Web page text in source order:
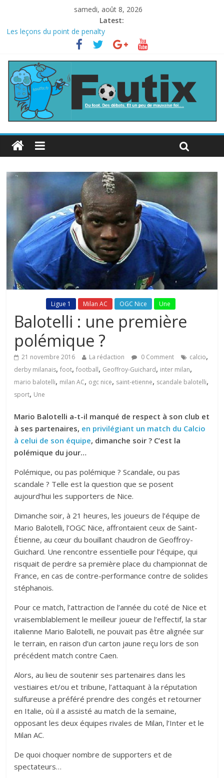
samedi, août 8, 2026
Latest:
Les leçons du point de penalty
Le football italien retombe dans le chaos
La FIFA veut vendre une part de la Coupe du monde à des fonds
privés, la planète football s’insurge
Les curiosités de la Coupe du monde
L’Inde et la Chine, trop mauvais au football ?
Ligue 1 Milan AC OGC Nice Une
Balotelli : une première
polémique ?
21 novembre 2016 La rédaction 0 Comment calcio,
derby milanais,foot,football, Geoffroy-Guichard, inter milan,
mario balotelli, milan AC, ogc nice, saint-etienne, scandale balotelli,
sport, Une
Mario Balotelli a-t-il manqué de respect à son club et
à ses partenaires, en privilégiant un match du Calcio
à celui de son équipe, dimanche soir ? C’est la
polémique du jour…
Polémique, ou pas polémique ? Scandale, ou pas
scandale ? Telle est la question que se posent
aujourd’hui les supporters de Nice.
Dimanche soir, à 21 heures, les joueurs de l’équipe de
Mario Balotelli, l’OGC Nice, affrontaient ceux de Saint-
Étienne, au cœur du bouillant chaudron de Geoffroy-
Guichard. Une rencontre essentielle pour l’équipe, qui
risquait de perdre sa première place du championnat de
France, en cas de contre-performance contre de solides
stéphanois.
Pour ce match, l’attraction de l’année du coté de Nice et
vraisemblablement le meilleur joueur de l’effectif, la star
italienne Mario Balotelli, ne pouvait pas être alignée sur
le terrain, en raison d’un carton jaune reçu lors de son
précédent match contre Caen.
Alors, au lieu de soutenir ses partenaires dans les
vestiaires et/ou et tribune, l’attaquant à la réputation
sulfureuse a préféré prendre des congés et retourner
en Italie, où il a assisté au match de la semaine,
opposant les deux équipes rivales de Milan, l’Inter et le
Milan AC.
De quoi choquer nombre de supporters et de
spectateurs…